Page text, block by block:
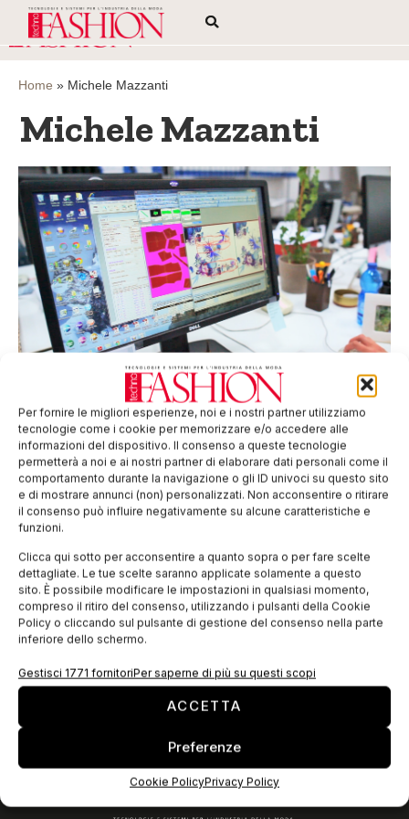
Per fornire le migliori esperienze, noi e i nostri partner utilizziamo
tecnologie come i cookie per memorizzare e/o accedere alle
informazioni del dispositivo. Il consenso a queste tecnologie
permetterà a noi e ai nostri partner di elaborare dati personali come il
comportamento durante la navigazione o gli ID univoci su questo sito
e di mostrare annunci (non) personalizzati. Non acconsentire o ritirare
il consenso può influire negativamente su alcune caratteristiche e
funzioni.
Clicca qui sotto per acconsentire a quanto sopra o per fare scelte
dettagliate. Le tue scelte saranno applicate solamente a questo
sito. È possibile modificare le impostazioni in qualsiasi momento,
compreso il ritiro del consenso, utilizzando i pulsanti della Cookie
Policy o cliccando sul pulsante di gestione del consenso nella parte
inferiore dello schermo.
Gestisci 1771 fornitoriPer saperne di più su questi scopi
ACCETTA
Preferenze
Cookie PolicyPrivacy Policy
Home » Michele Mazzanti
Michele Mazzanti
Il “virtuale” si sposa con l’artigianalità
Tratto da Technofashion di febbraio, pag. 60 «Non
chiamatemi stilista, perché non sono mai stato in grado di
disegnare una silhouette», racconta e scrive Roberto Cavalli
nel libro autobiografico intitolato
EDICOLA WEB
ISCRIVITI ALLA NEWSLETTER